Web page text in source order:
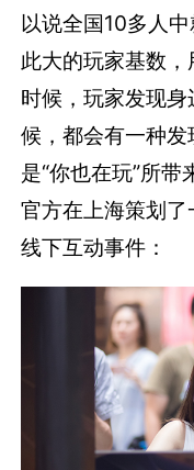
以说全国10多人
此大的玩家基数
时候，玩家发现
候，都会有一种
是“你也在玩”所带
官方在上海策划了
线下互动事件：